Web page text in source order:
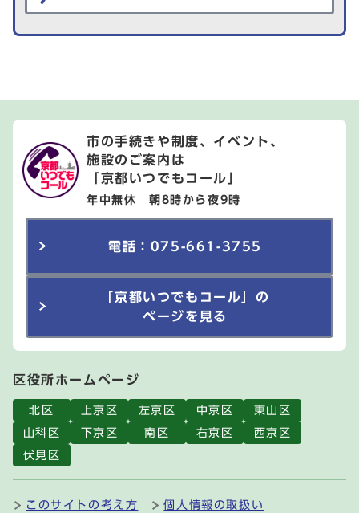
市の手続きや制度、イベント、
施設のご案内は
「京都いつでもコール」
年中無休 朝8時から夜9時
電話：075-661-3755
「京都いつでもコール」の
ページを見る
区役所ホームページ
北区 上京区 左京区 中京区
東山区
山科区
下京区 南区 右京区
西京区
伏見区
このサイトの考え方 個人情報の取扱い